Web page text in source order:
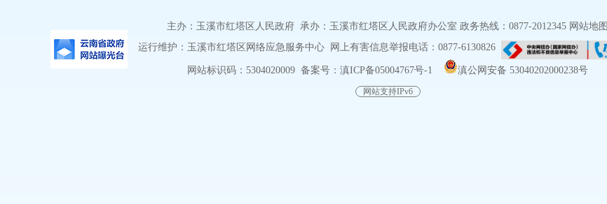
主办：玉溪市红塔区人民政府 承办：玉溪市红塔区人民政府办公室 政务热线：0877-2012345 网站地图
运行维护：玉溪市红塔区网络应急服务中心 网上有害信息举报电话：0877-6130826
网站标识码：5304020009备案号：滇ICP备05004767号-1 滇公网安备 53040202000238号
网站支持IPv6